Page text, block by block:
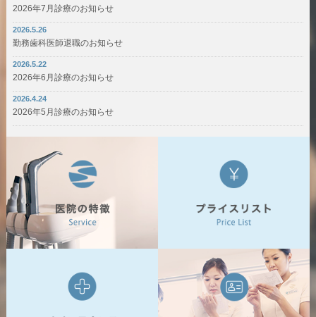
2026年7月診療のお知らせ
2026.5.26
勤務歯科医師退職のお知らせ
2026.5.22
2026年6月診療のお知らせ
2026.4.24
2026年5月診療のお知らせ